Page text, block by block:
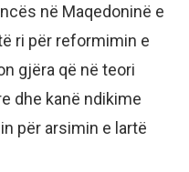
në Maqedoninë e
ri për reformimin e
gjëra që në teori
dhe kanë ndikime
për arsimin e lartë